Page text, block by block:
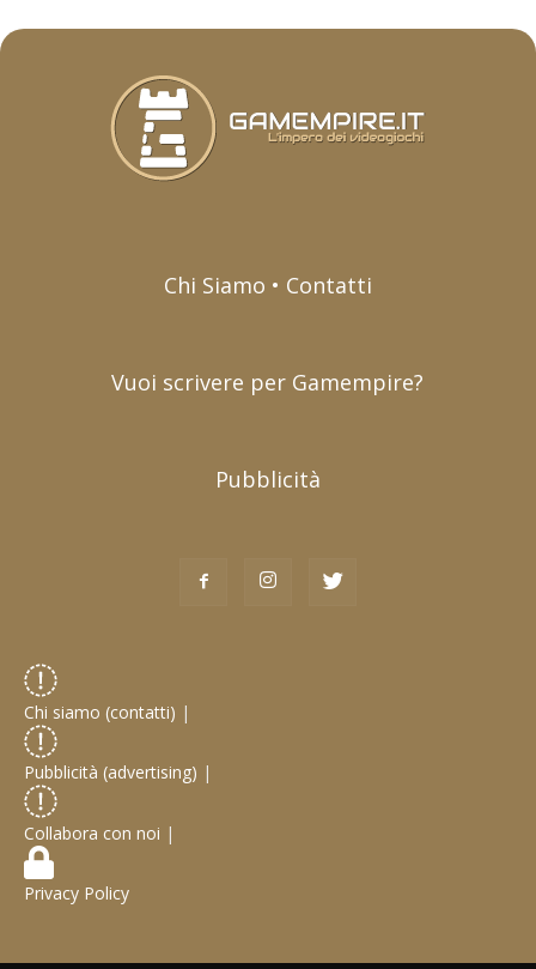
Chi Siamo • Contatti
Vuoi scrivere per Gamempire?
Pubblicità
Chi siamo (contatti) |
Pubblicità (advertising) |
Collabora con noi |
Privacy Policy